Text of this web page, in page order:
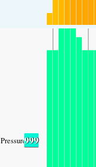
Pressure999